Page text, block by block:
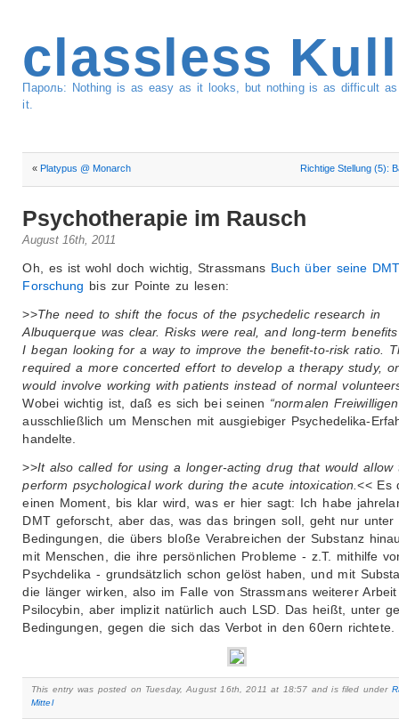
classless
Пароль: Nothing is as easy as it looks, but nothing is as difficult
it.
«Platypus @ Monarch Richtige Stellung (5):
Psychotherapie im Rausch
August 16th, 2011
Oh, es ist wohl doch wichtig, Strassmans Buch über seine
Forschung bis zur Pointe zu lesen:
>>The need to shift the focus of the psychedelic research in
Albuquerque was clear. Risks were real, and long-term
I began looking for a way to improve the benefit-to-risk ratio.
required a more concerted effort to develop a therapy study,
would involve working with patients instead of normal
Wobei wichtig ist, daß es sich bei seinen “normalen
ausschließlich um Menschen mit ausgiebiger Psychedelika-
handelte.
>>It also called for using a longer-acting drug that would allow
perform psychological work during the acute intoxication.<< Es
einen Moment, bis klar wird, was er hier sagt: Ich habe
DMT geforscht, aber das, was das bringen soll, geht nur unter
Bedingungen, die übers bloße Verabreichen der Substanz
mit Menschen, die ihre persönlichen Probleme - z.T. mithilfe
Psychdelika - grundsätzlich schon gelöst haben, und mit
die länger wirken, also im Falle von Strassmans weiterer Arbeit
Psilocybin, aber implizit natürlich auch LSD. Das heißt, unter
Bedingungen, gegen die sich das Verbot in den 60ern richtete.
This entry was posted on Tuesday, August 16th, 2011 at 18:57 and is filed under
Mittel